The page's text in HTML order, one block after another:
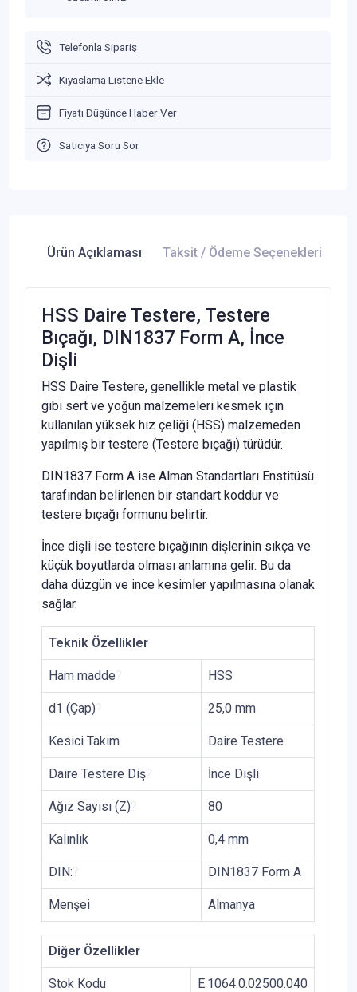
Telefonla Sipariş
Kıyaslama Listene Ekle
Fiyatı Düşünce Haber Ver
Satıcıya Soru Sor
Ürün Açıklaması Taksit / Ödeme Seçenekleri
HSS Daire Testere, Testere
Bıçağı, DIN1837 Form A, İnce
Dişli
HSS Daire Testere, genellikle metal ve plastik
gibi sert ve yoğun malzemeleri kesmek için
kullanılan yüksek hız çeliği (HSS) malzemeden
yapılmış bir testere (Testere bıçağı) türüdür.
DIN1837 Form A ise Alman Standartları Enstitüsü
tarafından belirlenen bir standart koddur ve
testere bıçağı formunu belirtir.
İnce dişli ise testere bıçağının dişlerinin sıkça ve
küçük boyutlarda olması anlamına gelir. Bu da
daha düzgün ve ince kesimler yapılmasına olanak
sağlar.
Teknik Özellikler
Ham madde HSS
d1 (Çap) 25,0 mm
Kesici Takım Daire Testere
Daire Testere Diş İnce Dişli
Ağız Sayısı (Z) 80
Kalınlık 0,4 mm
DIN: DIN1837 Form A
Menşei Almanya
Diğer Özellikler
Stok Kodu E.1064.0.02500.040